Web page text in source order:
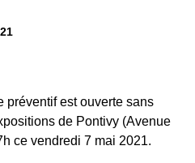
préventif est ouverte sans
de Pontivy (Avenue
ce vendredi 7 mai 2021.